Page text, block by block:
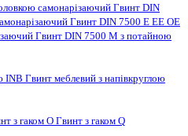
самонарізаючий Гвинт DIN
Гвинт DIN 7500 E EE OE
Гвинт DIN 7500 M з потайною
INB Гвинт меблевий з напівкруглою
з гаком O Гвинт з гаком Q